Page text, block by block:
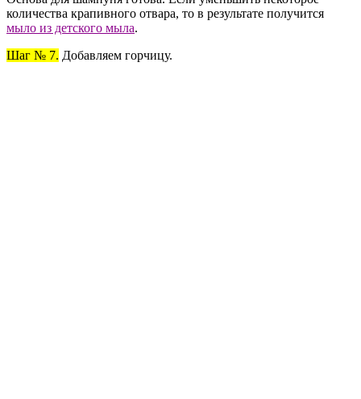
количества крапивного отвара, то в результате получится
мыло из детского мыла.
Шаг № 7. Добавляем горчицу.